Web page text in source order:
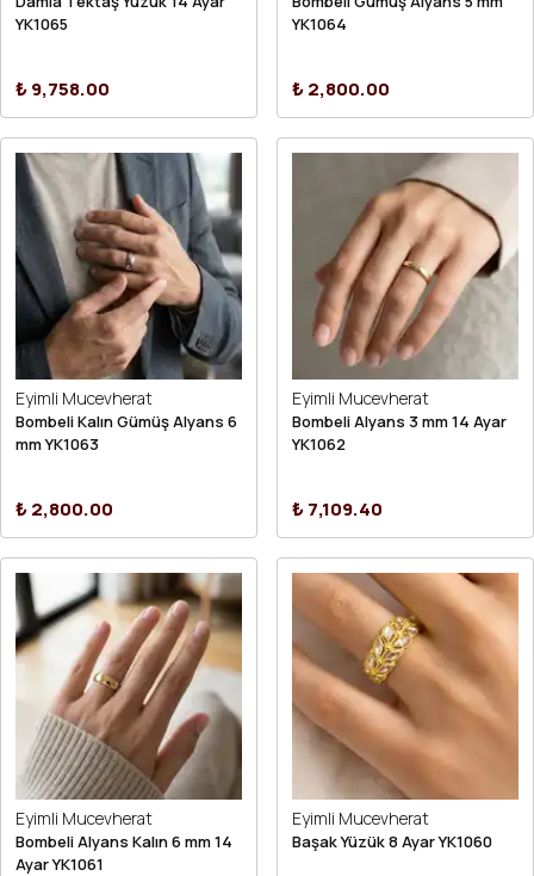
YK1065
₺ 9,758.00
YK1064
₺ 2,800.00
Eyimli Mucevherat
Bombeli Kalın Gümüş Alyans 6
mm YK1063
₺ 2,800.00
Eyimli Mucevherat
Bombeli Alyans 3 mm 14 Ayar
YK1062
₺ 7,109.40
Eyimli Mucevherat
Bombeli Alyans Kalın 6 mm 14
Ayar YK1061
Eyimli Mucevherat
Başak Yüzük 8 Ayar YK1060